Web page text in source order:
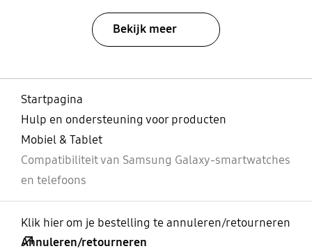
Bekijk meer
Startpagina
Hulp en ondersteuning voor producten
Mobiel & Tablet
Compatibiliteit van Samsung Galaxy-smartwatches
en telefoons
Klik hier om je bestelling te annuleren/retourneren
Annuleren/retourneren